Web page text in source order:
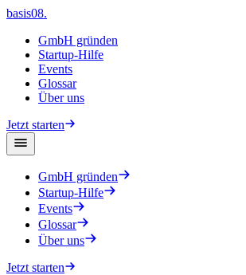
basis08.
GmbH gründen
Startup-Hilfe
Events
Glossar
Über uns
Jetzt starten
GmbH gründen
Startup-Hilfe
Events
Glossar
Über uns
Jetzt starten